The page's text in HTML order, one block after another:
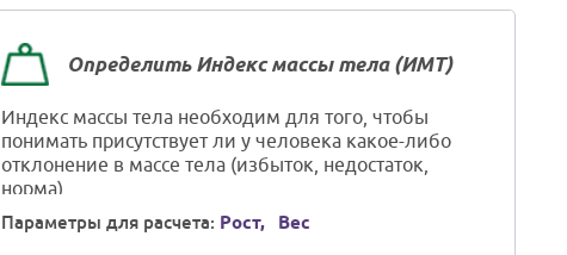
Определить Индекс массы тела (ИМТ)
Индекс массы тела необходим для того, чтобы
понимать присутствует ли у человека какое-либо
отклонение в массе тела (избыток, недостаток,
норма).
Параметры для расчета: Рост, Вес